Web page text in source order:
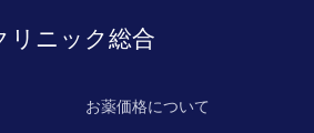
リニック総合
お薬価格について